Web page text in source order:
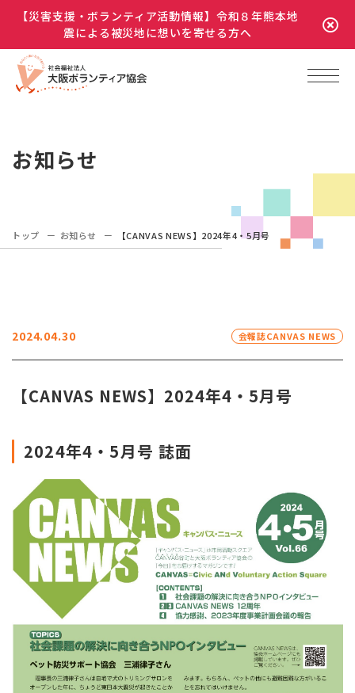
【災害支援・ボランティア活動情報】令和８年熊本地
震による被災地に想いを寄せる方へ
お知らせ
トップ お知らせ 【CANVAS NEWS】2024年4・5月号
2024.04.30 会報誌CANVAS NEWS
【CANVAS NEWS】2024年4・5月号
2024年4・5月号 誌面